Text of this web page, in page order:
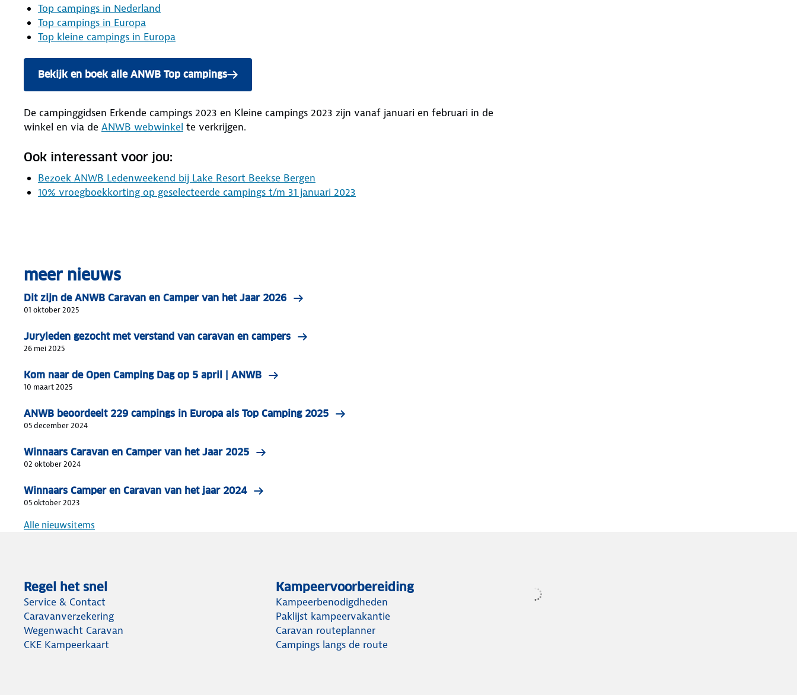
Top campings in Nederland
Top campings in Europa
Top kleine campings in Europa
Bekijk en boek alle ANWB Top campings
De campinggidsen Erkende campings 2023 en Kleine campings 2023 zijn vanaf januari en februari in de
winkel en via de ANWB webwinkel te verkrijgen.
Ook interessant voor jou:
Bezoek ANWB Ledenweekend bij Lake Resort Beekse Bergen
10% vroegboekkorting op geselecteerde campings t/m 31 januari 2023
meer nieuws
Dit zijn de ANWB Caravan en Camper van het Jaar 2026
01 oktober 2025
Juryleden gezocht met verstand van caravan en campers
26 mei 2025
Kom naar de Open Camping Dag op 5 april | ANWB
10 maart 2025
ANWB beoordeelt 229 campings in Europa als Top Camping 2025
05 december 2024
Winnaars Caravan en Camper van het Jaar 2025
02 oktober 2024
Winnaars Camper en Caravan van het jaar 2024
05 oktober 2023
Alle nieuwsitems
Regel het snel
Service & Contact
Caravanverzekering
Wegenwacht Caravan
CKE Kampeerkaart
Kampeervoorbereiding
Kampeerbenodigdheden
Paklijst kampeervakantie
Caravan routeplanner
Campings langs de route